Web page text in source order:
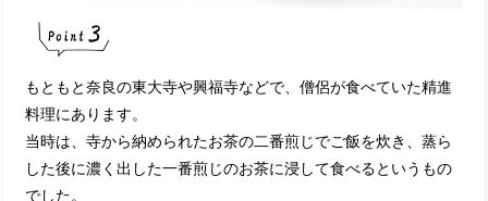
もともと奈良の東大寺や興福寺などで、僧侶が食べていた精進
料理にあります。
当時は、寺から納められたお茶の二番煎じでご飯を炊き、蒸ら
した後に濃く出した一番煎じのお茶に浸して食べるというもの
でした。